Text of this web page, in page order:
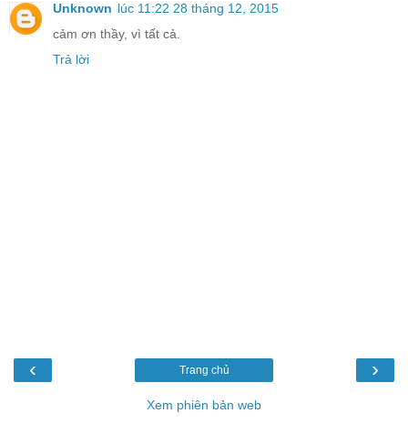
Unknown lúc 11:22 28 tháng 12, 2015
cảm ơn thầy, vì tất cả.
Trả lời
‹ ›
Trang chủ
Xem phiên bản web